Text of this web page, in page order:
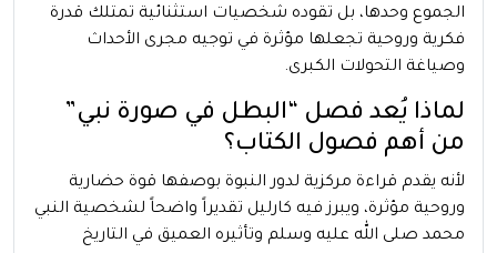
الجموع وحدها، بل تقوده شخصيات استثنائية تمتلك قدرة
فكرية وروحية تجعلها مؤثرة في توجيه مجرى الأحداث
وصياغة التحولات الكبرى.
لماذا يُعد فصل “البطل في صورة نبي”
من أهم فصول الكتاب؟
لأنه يقدم قراءة مركزية لدور النبوة بوصفها قوة حضارية
وروحية مؤثرة، ويبرز فيه كارليل تقديراً واضحاً لشخصية النبي
محمد صلى الله عليه وسلم وتأثيره العميق في التاريخ